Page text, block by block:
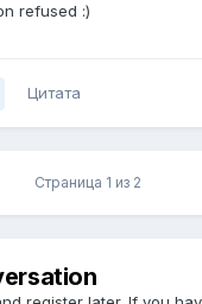
refused :)
Цитата
Страница 1 из 2